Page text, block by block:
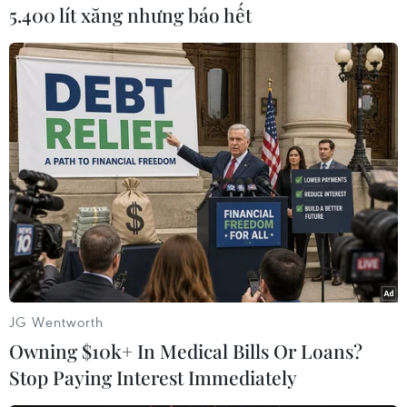
cần những cải cách mạnh mẽ và kịp thời hơn
cũng như điều phối văn bảnpháp quy tốt hơn.
Tốt nghiệp Khoa Kinh tế London, Đại học
Harvard và Đại học Cambridge, ôngTharman
“được xem là một trong những bộ trưởng tài
chính tài giỏi nhất khu vực.”
Các nhà kinh tế và chủ ngân hàng hàng đầu
Singapore cũng lên tiếng ca ngợiông Tharman,
người hiện là chủ tịch Cơ quan quản lý tiền tệ
Singapore (MAS, tứcngân hàng trung ương
Singapore) và là thành viên ban lãnh đạo Tập
đoàn đầu tưSingapre (GIC).
Ông Tharman, tham gia chính trường vào năm
5.400 lít xăng nhưng báo hết
JG Wentworth
Owning $10k+ In Medical Bills Or Loans?
Stop Paying Interest Immediately